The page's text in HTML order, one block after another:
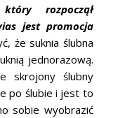
rozpoczął
jest promocja
że suknia ślubna
jednorazową.
skrojony ślubny
po ślubie i jest to
sobie wyobrazić